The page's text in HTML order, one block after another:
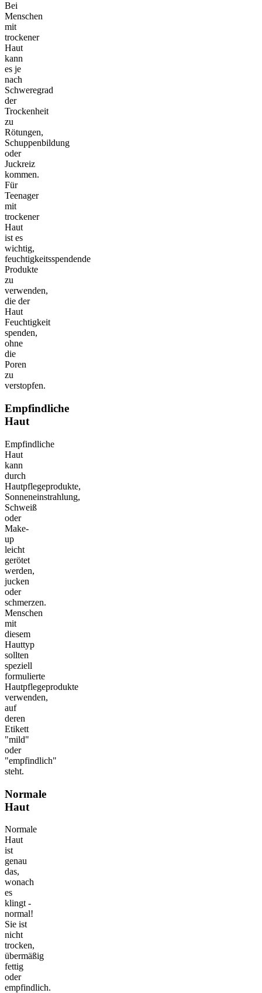
Bei
Menschen
mit
trockener
Haut
kann
es je
nach
Schweregrad
der
Trockenheit
zu
Rötungen,
Schuppenbildung
oder
Juckreiz
kommen.
Für
Teenager
mit
trockener
Haut
ist es
wichtig,
feuchtigkeitsspendende
Produkte
zu
verwenden,
die der
Haut
Feuchtigkeit
spenden,
ohne
die
Poren
zu
verstopfen.
Empfindliche
Haut
Empfindliche
Haut
kann
durch
Hautpflegeprodukte,
Sonneneinstrahlung,
Schweiß
oder
Make-
up
leicht
gerötet
werden,
jucken
oder
schmerzen.
Menschen
mit
diesem
Hauttyp
sollten
speziell
formulierte
Hautpflegeprodukte
verwenden,
auf
deren
Etikett
"mild"
oder
"empfindlich"
steht.
Normale
Haut
Normale
Haut
ist
genau
das,
wonach
es
klingt -
normal!
Sie ist
nicht
trocken,
übermäßig
fettig
oder
empfindlich.